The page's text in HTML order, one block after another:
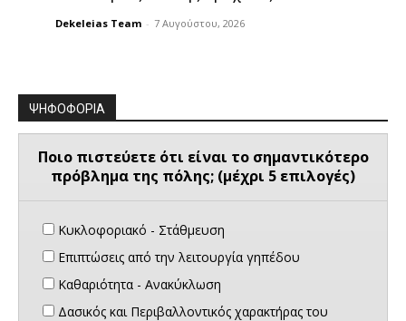
Dekeleias Team - 7 Αυγούστου, 2026
ΨΗΦΟΦΟΡΙΑ
Ποιο πιστεύετε ότι είναι το σημαντικότερο
πρόβλημα της πόλης; (μέχρι 5 επιλογές)
Κυκλοφοριακό - Στάθμευση
Επιπτώσεις από την λειτουργία γηπέδου
Καθαριότητα - Ανακύκλωση
Δασικός και Περιβαλλοντικός χαρακτήρας του